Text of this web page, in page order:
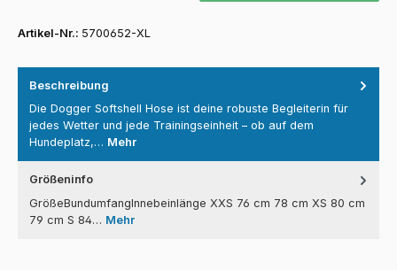
Artikel-Nr.: 5700652-XL
Beschreibung
Die Dogger Softshell Hose ist deine robuste Begleiterin für
jedes Wetter und jede Trainingseinheit – ob auf dem
Hundeplatz,… Mehr
Größeninfo
GrößeBundumfangInnebeinlänge XXS 76 cm 78 cm XS 80 cm
79 cm S 84… Mehr